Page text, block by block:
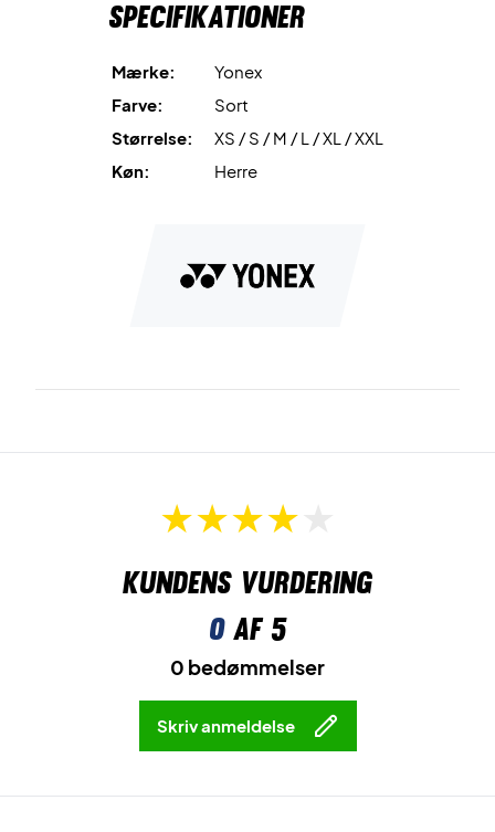
Specifikationer
Mærke:
Yonex
Farve:
Sort
Størrelse:
XS / S / M / L / XL / XXL
Køn:
Herre
Kundens vurdering
0af 5
0 bedømmelser
Skriv anmeldelse